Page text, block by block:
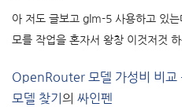
아 저도 글보고 glm-5 사용하고 있
모를 작업을 혼자서 왕창 이것저것
OpenRouter 모델 가성비 비교
모델 찾기 의 싸인펜